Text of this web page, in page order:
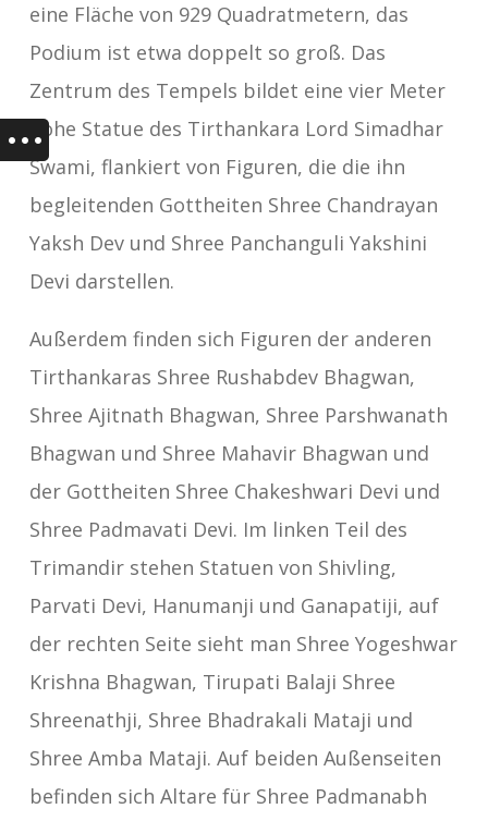
eine Fläche von 929 Quadratmetern, das
Podium ist etwa doppelt so groß. Das
Zentrum des Tempels bildet eine vier Meter
hohe Statue des Tirthankara Lord Simadhar
Swami, flankiert von Figuren, die die ihn
begleitenden Gottheiten Shree Chandrayan
Yaksh Dev und Shree Panchanguli Yakshini
Devi darstellen.
Außerdem finden sich Figuren der anderen
Tirthankaras Shree Rushabdev Bhagwan,
Shree Ajitnath Bhagwan, Shree Parshwanath
Bhagwan und Shree Mahavir Bhagwan und
der Gottheiten Shree Chakeshwari Devi und
Shree Padmavati Devi. Im linken Teil des
Trimandir stehen Statuen von Shivling,
Parvati Devi, Hanumanji und Ganapatiji, auf
der rechten Seite sieht man Shree Yogeshwar
Krishna Bhagwan, Tirupati Balaji Shree
Shreenathji, Shree Bhadrakali Mataji und
Shree Amba Mataji. Auf beiden Außenseiten
befinden sich Altare für Shree Padmanabh